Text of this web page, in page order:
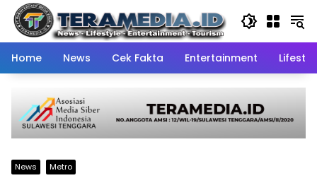
Skip
content
Home
News Cek Fakta Entertainment
News Metro